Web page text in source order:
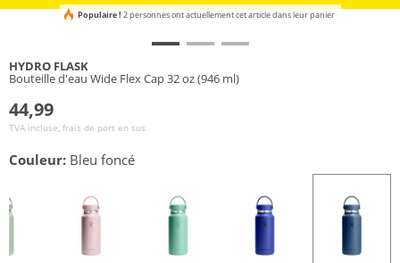
Populaire ! 2 personnes ont actuellement cet article dans leur panier
HYDRO FLASK
Bouteille d'eau Wide Flex Cap 32 oz (946 ml)
44,99
TVA incluse, frais de port en sus
Couleur: Bleu foncé